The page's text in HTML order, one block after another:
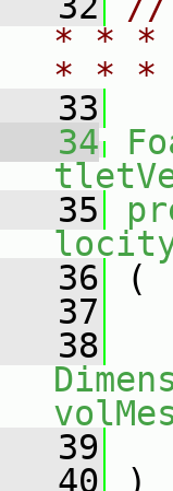
* * *
* *
33
34
35
36
(
37
38
39
40
)